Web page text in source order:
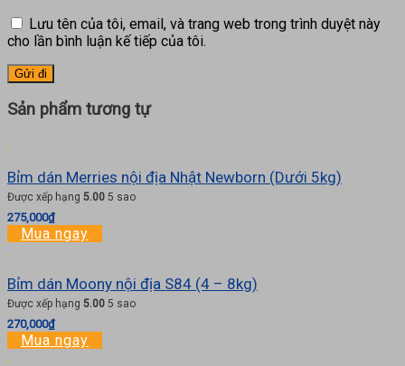
Lưu tên của tôi, email, và trang web trong trình duyệt này
cho lần bình luận kế tiếp của tôi.
Sản phẩm tương tự
Bỉm dán Merries nội địa Nhật Newborn (Dưới 5kg)
Được xếp hạng 5.00 5 sao
275,000₫
Mua ngay
Bỉm dán Moony nội địa S84 (4 – 8kg)
Được xếp hạng 5.00 5 sao
270,000₫
Mua ngay